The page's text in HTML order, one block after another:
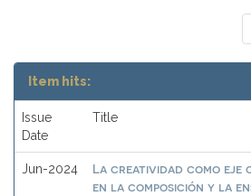
Item hits:
Issue
Date
Title
Jun-2024
La creatividad como eje
en la composición y la